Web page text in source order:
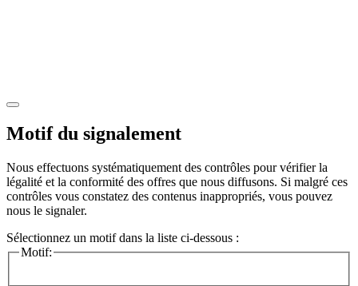
Motif du signalement
Nous effectuons systématiquement des contrôles pour vérifier la
légalité et la conformité des offres que nous diffusons. Si malgré ces
contrôles vous constatez des contenus inappropriés, vous pouvez
nous le signaler.
Sélectionnez un motif dans la liste ci-dessous :
Motif: